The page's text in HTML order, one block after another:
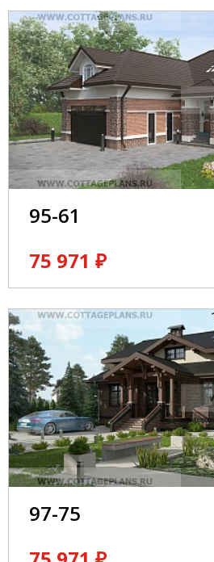
95-61
75 971 ₽
97-75